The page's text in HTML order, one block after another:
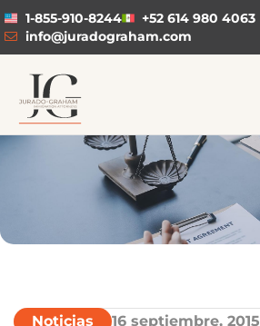
1-855-910-8244
+52 614 980 4063
info@juradograham.com
Noticias 16 septiembre, 2015